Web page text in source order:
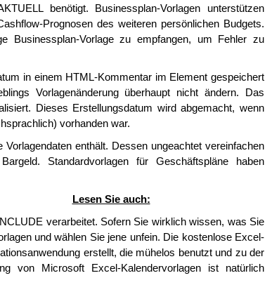
benötigt. Businessplan-Vorlagen unterstützen
Prognosen des weiteren persönlichen Budgets.
Businessplan-Vorlage zu empfangen, um Fehler zu
in einem HTML-Kommentar im Element gespeichert
Vorlagenänderung überhaupt nicht ändern. Das
Dieses Erstellungsdatum wird abgemacht, wenn
vorhanden war.
enthält. Dessen ungeachtet vereinfachen
Standardvorlagen für Geschäftspläne haben
Lesen Sie auch:
verarbeitet. Sofern Sie wirklich wissen, was Sie
und wählen Sie jene unfein. Die kostenlose Excel-
erstellt, die mühelos benutzt und zu der
von Microsoft Excel-Kalendervorlagen ist natürlich